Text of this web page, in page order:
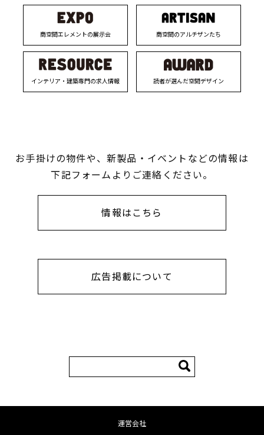
商空間エレメントの展示会 商空間のアルチザンたち
インテリア・建築専門の求人情報 読者が選んだ空間デザイン
お手掛けの物件や、新製品・イベントなどの情報は
下記フォームよりご連絡ください。
情報はこちら
広告掲載について
索:
運営会社